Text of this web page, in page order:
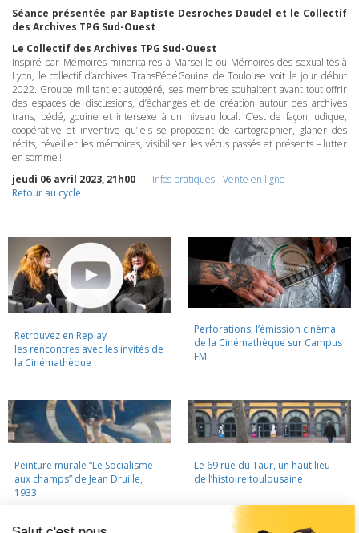
Séance présentée par Baptiste Desroches Daudel et le Collectif
des Archives TPG Sud-Ouest
Le Collectif des Archives TPG Sud-Ouest
Inspiré par Mémoires minoritaires à Marseille ou Mémoires des sexualités à
Lyon, le collectif d’archives TransPédéGouine de Toulouse voit le jour début
2022. Groupe militant et autogéré, ses membres souhaitent avant tout offrir
des espaces de discussions, d’échanges et de création autour des archives
trans, pédé, gouine et intersexe à un niveau local. C’est de façon ludique,
coopérative et inventive qu’iels se proposent de cartographier, glaner des
récits, réveiller les mémoires, visibiliser les vécus passés et présents – lutter
en somme !
jeudi 06 avril 2023, 21h00
Infos pratiques-Vente en ligne
Retour au cycle
Retrouvez en Replay
les rencontres avec les invités de
la Cinémathèque
Perforations, l’émission cinéma
de la Cinémathèque sur Campus
FM
Peinture murale “Le Socialisme
aux champs” de Jean Druille,
1933
Le 69 rue du Taur, un haut lieu
de l’histoire toulousaine